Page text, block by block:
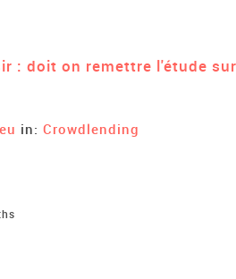
: doit on remettre l'étude
in: Crowdlending